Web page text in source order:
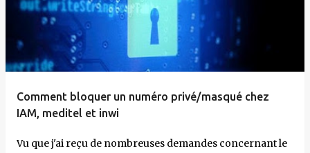
Comment bloquer un numéro privé/masqué chez
IAM, meditel et inwi
Vu que j'ai reçu de nombreuses demandes concernant le